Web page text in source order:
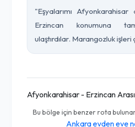
"Eşyalarımı Afyonkarahisar
Erzincan konumuna
ulaştırdılar. Marangozluk işleri
Afyonkarahisar - Erzincan
Bu bölge için benzer rota
Ankara evden eve